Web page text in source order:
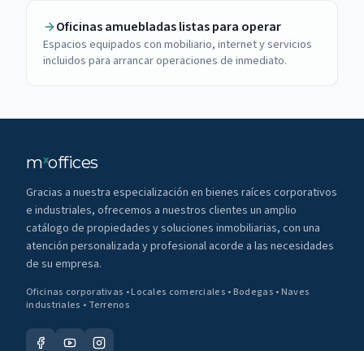
Oficinas amuebladas listas para operar
Espacios equipados con mobiliario, internet y servicios
incluidos para arrancar operaciones de inmediato.
mxoffices
Gracias a nuestra especialización en bienes raíces corporativos
e industriales, ofrecemos a nuestros clientes un amplio
catálogo de propiedades y soluciones inmobiliarias, con una
atención personalizada y profesional acorde a las necesidades
de su empresa.
Oficinas corporativas • Locales comerciales • Bodegas • Naves
industriales • Terrenos